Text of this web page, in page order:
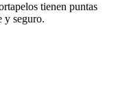
tienen puntas
y seguro.